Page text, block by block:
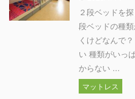
２段ベッドを
段ベッドの種
くけどなんで
い 種類がいっ
からない ...
マットレス